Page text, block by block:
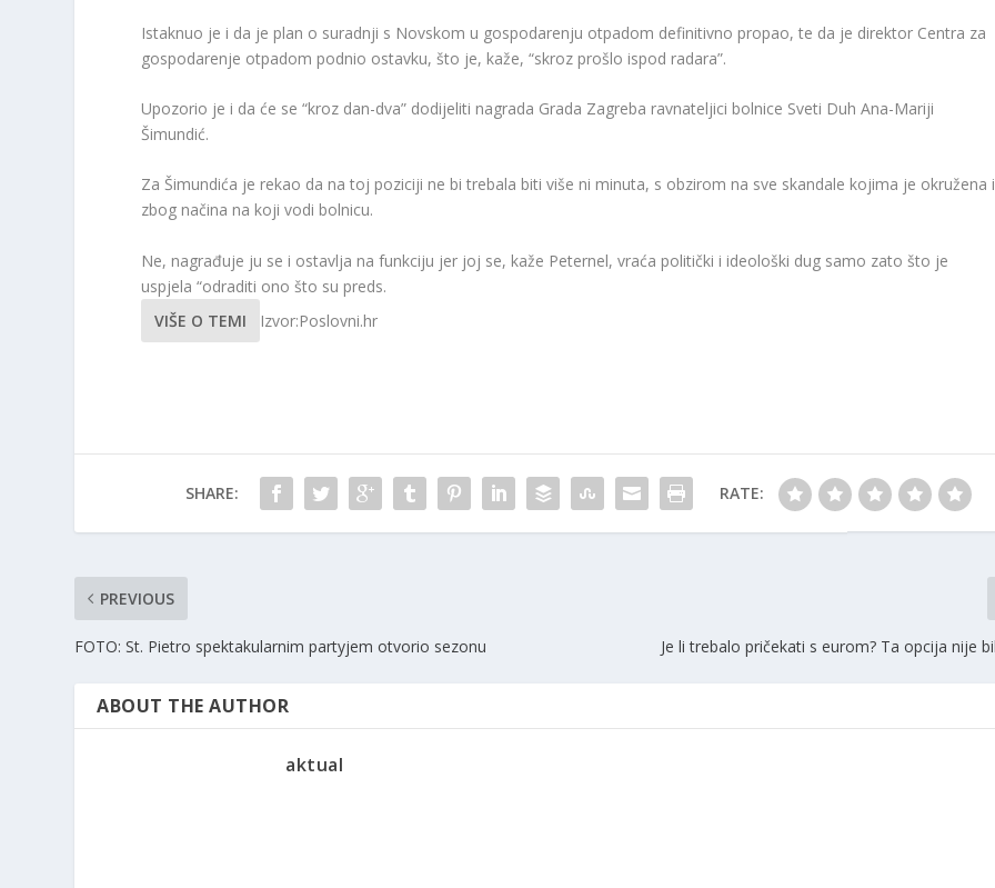
Istaknuo je i da je plan o suradnji s Novskom u gospodarenju otpadom definitivno propao, te da je direktor Centra za
gospodarenje otpadom podnio ostavku, što je, kaže, “skroz prošlo ispod radara”.
Upozorio je i da će se “kroz dan-dva” dodijeliti nagrada Grada Zagreba ravnateljici bolnice Sveti Duh Ana-Mariji
Šimundić.
Za Šimundića je rekao da na toj poziciji ne bi trebala biti više ni minuta, s obzirom na sve skandale kojima je okružena i
zbog načina na koji vodi bolnicu.
Ne, nagrađuje ju se i ostavlja na funkciju jer joj se, kaže Peternel, vraća politički i ideološki dug samo zato što je
uspjela “odraditi ono što su preds.
VIŠE O TEMI
Izvor:Poslovni.hr
SHARE: RATE:
PREVIOUS
FOTO: St. Pietro spektakularnim partyjem otvorio sezonu Je li trebalo pričekati s eurom? Ta opcija nije
ABOUT THE AUTHOR
aktual